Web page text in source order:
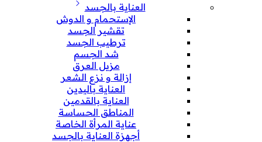
العناية بالجسد
الإستحمام و الدوش
تقشير الجسد
ترطيب الجسد
شد الجسم
مزيل العرق
إزالة و نزع الشعر
العناية باليدين
العناية بالقدمين
المناطق الحساسة
عناية المرأة الخاصة
أجهزة العناية بالجسد